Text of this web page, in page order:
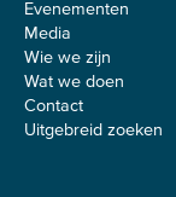
Evenementen
Media
Wie we zijn
Wat we doen
Contact
Uitgebreid zoeken